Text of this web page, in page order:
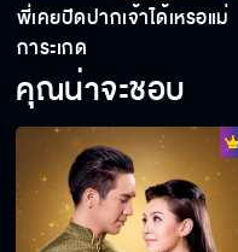
พี่เคยปิดปากเจ้าได้เหรอแม่
การะเกด
คุณน่าจะชอบ